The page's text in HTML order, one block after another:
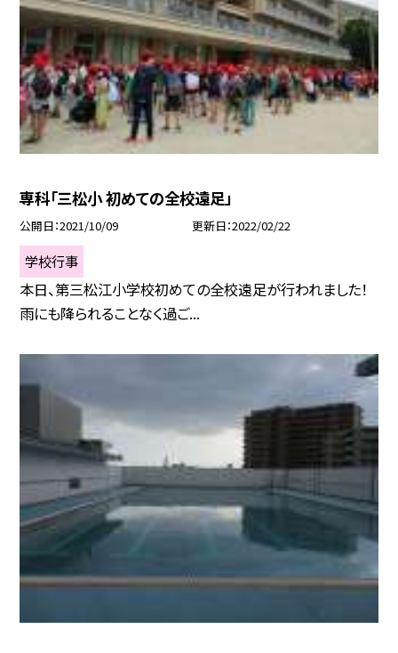
専科「三松小 初めての全校遠足」
公開日 2021/10/09 更新日 2022/02/22
学校行事
本日、第三松江小学校初めての全校遠足が行われました！
雨にも降られることなく過ご...